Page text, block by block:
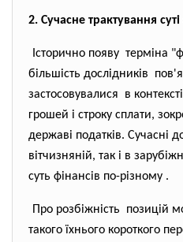
2. Сучасне трактування суті
Історично появу терміна
більшість дослідників
застосовувалися в
грошей і строку сплати,
державі податків. Сучасні
вітчизняній, так і в
суть фінансів по-різному .
Про розбіжність позицій
такого їхнього короткого